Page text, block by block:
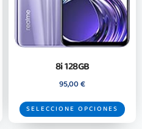
8i 128GB
95,00€
SELECCIONE OPCIONES